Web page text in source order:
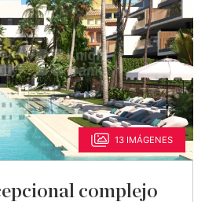
13 IMÁGENES
complejo